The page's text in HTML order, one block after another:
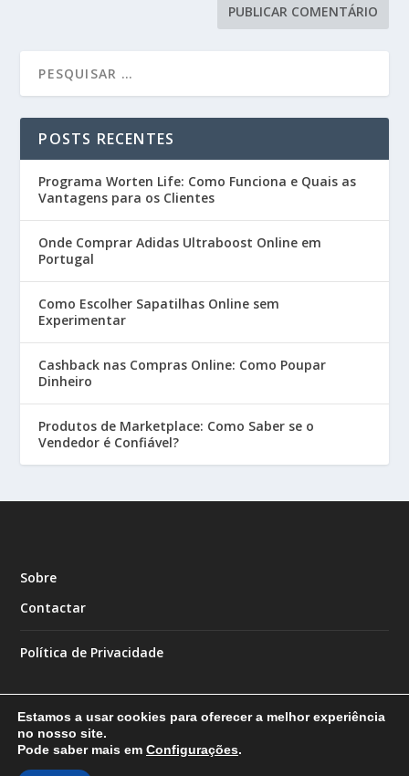
POSTS RECENTES
Programa Worten Life: Como Funciona e Quais as
Vantagens para os Clientes
Onde Comprar Adidas Ultraboost Online em
Portugal
Como Escolher Sapatilhas Online sem
Experimentar
Cashback nas Compras Online: Como Poupar
Dinheiro
Produtos de Marketplace: Como Saber se o
Vendedor é Confiável?
Sobre
Contactar
Política de Privacidade
Designed by
Estamos a usar cookies para oferecer a melhor experiência
no nosso site.
Pode saber mais em Configurações.